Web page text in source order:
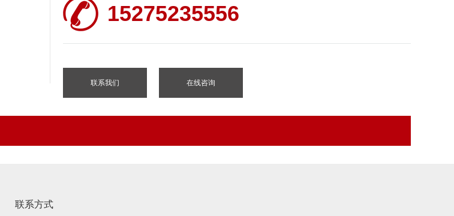
15275235556
联系我们 在线咨询
联系方式